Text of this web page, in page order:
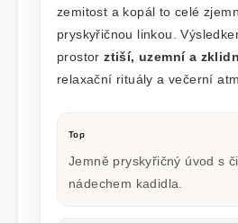
zemitost a kopál to celé
pryskyřičnou linkou.
prostorztiší, uzemní a
relaxační rituály a večerní
Top
Jemně pryskyřičný úvod s
nádechem kadidla.